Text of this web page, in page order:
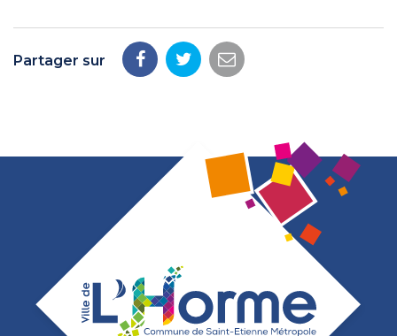
Partager sur
PartagerPartagerPartager